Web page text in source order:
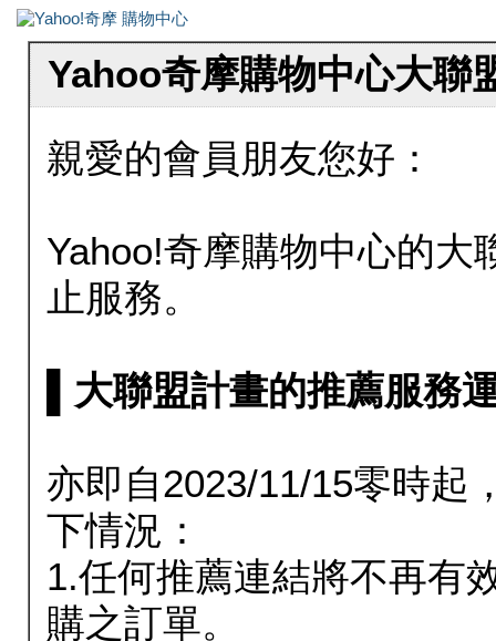
Yahoo奇摩購物中心大聯
親愛的會員朋友您好：
Yahoo!奇摩購物中心的大
止服務。
▌大聯盟計畫的推薦服務
亦即自2023/11/15零時起
下情況：
1.任何推薦連結將不再有
購之訂單。